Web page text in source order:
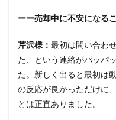
ーー売却中に不安になる
芹沢様： 最初は問い合わ
た、という連絡がパッパ
た。新しく出ると最初は
の反応が良かっただけに
とは正直ありました。